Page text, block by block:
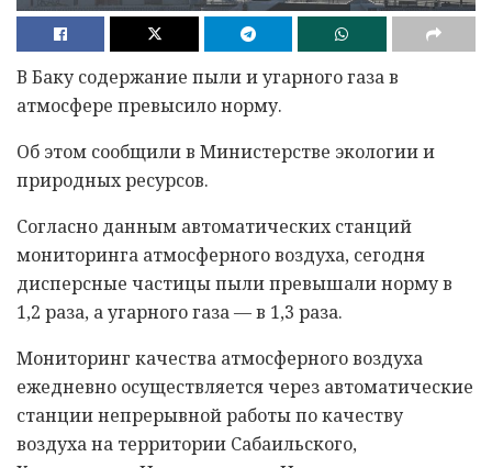
В Баку содержание пыли и угарного газа в
атмосфере превысило норму.
Об этом сообщили в Министерстве экологии и
природных ресурсов.
Согласно данным автоматических станций
мониторинга атмосферного воздуха, сегодня
дисперсные частицы пыли превышали норму в
1,2 раза, а угарного газа — в 1,3 раза.
Мониторинг качества атмосферного воздуха
ежедневно осуществляется через автоматические
станции непрерывной работы по качеству
воздуха на территории Сабаильского,